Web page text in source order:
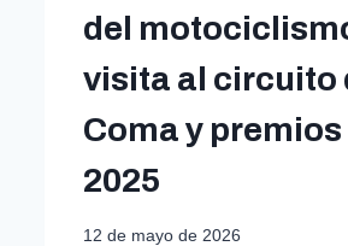
del
visita al circuito
Coma y premios
2025
12 de mayo de 2026